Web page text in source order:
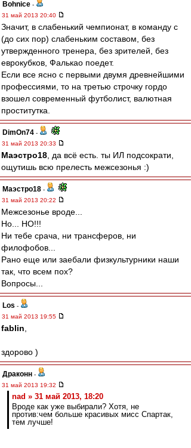
Bohnice -
31 май 2013 20:40
Значит, в слабенький чемпионат, в команду с
(до сих пор) слабеньким составом, без
утвержденного тренера, без зрителей, без
еврокубков, Фалькао поедет.
Если все ясно с первыми двумя древнейшими
профессиями, то на третью строчку гордо
взошел современный футболист, валютная
проститутка.
DimOn74 -
31 май 2013 20:33
Маэстро18 , да всё есть. ты ИЛ подсократи,
ощутишь всю прелесть межсезонья :)
Маэстро18 -
31 май 2013 20:22
Межсезонье вроде...
Но... НО!!!
Ни тебе срача, ни трансферов, ни
филофобов...
Рано еще или заебали физкультурники наши
так, что всем пох?
Вопросы...
Los -
31 май 2013 19:55
fablin
здорово )
Драконн -
31 май 2013 19:32
nad » 31 май 2013, 18:20
Вроде как уже выбирали? Хотя, не
против:чем больше красивых мисс Спартак,
тем лучше!